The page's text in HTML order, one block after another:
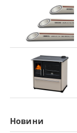
Новини